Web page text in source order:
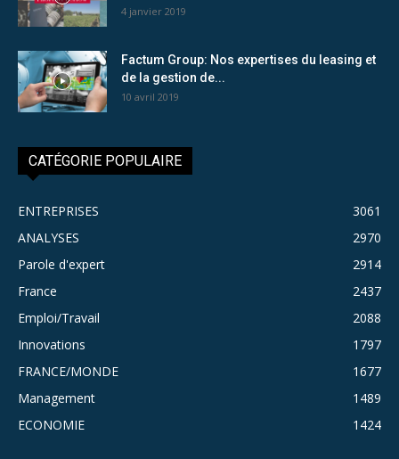
4 janvier 2019
Factum Group: Nos expertises du leasing et
de la gestion de...
10 avril 2019
CATÉGORIE POPULAIRE
ENTREPRISES
3061
ANALYSES
2970
Parole d'expert
2914
France
2437
Emploi/Travail
2088
Innovations
1797
FRANCE/MONDE
1677
Management
1489
ECONOMIE
1424